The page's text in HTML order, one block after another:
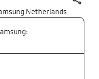
Netherlands